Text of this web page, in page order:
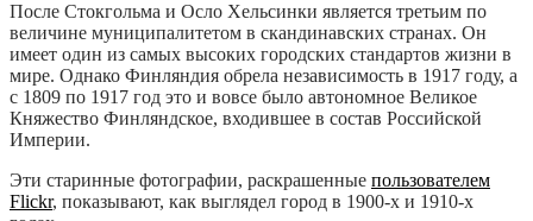
После Стокгольма и Осло Хельсинки является третьим по
величине муниципалитетом в скандинавских странах. Он
имеет один из самых высоких городских стандартов жизни в
мире. Однако Финляндия обрела независимость в 1917 году, а
с 1809 по 1917 год это и вовсе было автономное Великое
Княжество Финляндское, входившее в состав Российской
Империи.
Эти старинные фотографии, раскрашенные пользователем
Flickr, показывают, как выглядел город в 1900-х и 1910-х